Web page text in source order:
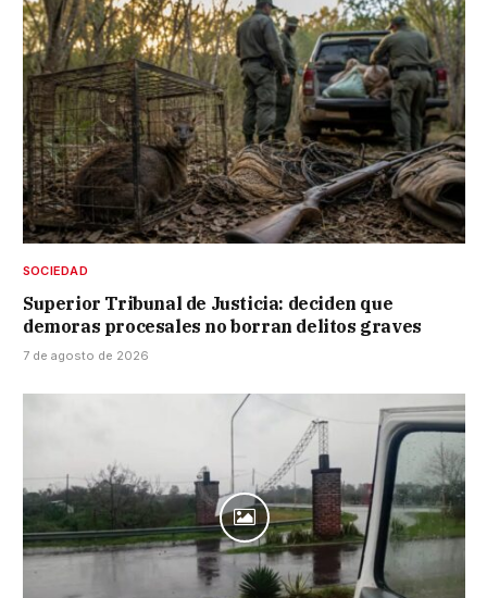
SOCIEDAD
Superior Tribunal de Justicia: deciden que
demoras procesales no borran delitos graves
7 de agosto de 2026